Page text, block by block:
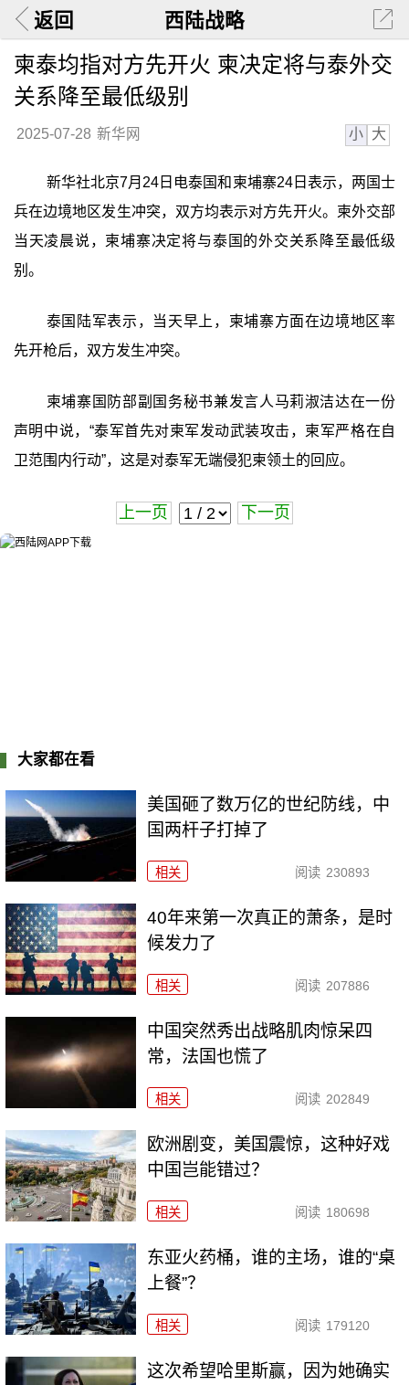
返回 西陆战略
柬泰均指对方先开火 柬决定将与泰外交
关系降至最低级别
2025-07-28 新华网 小 大
新华社北京7月24日电泰国和柬埔寨24日表示，两国士
兵在边境地区发生冲突，双方均表示对方先开火。柬外交部
当天凌晨说，柬埔寨决定将与泰国的外交关系降至最低级
别。
泰国陆军表示，当天早上，柬埔寨方面在边境地区率
先开枪后，双方发生冲突。
柬埔寨国防部副国务秘书兼发言人马莉淑洁达在一份
声明中说，“泰军首先对柬军发动武装攻击，柬军严格在自
卫范围内行动”，这是对泰军无端侵犯柬领土的回应。
上一页 下一页
大家都在看
美国砸了数万亿的世纪防线，中
国两杆子打掉了
相关 阅读 230893
40年来第一次真正的萧条，是时
候发力了
相关 阅读 207886
中国突然秀出战略肌肉惊呆四
常，法国也慌了
相关 阅读 202849
欧洲剧变，美国震惊，这种好戏
中国岂能错过？
相关 阅读 180698
东亚火药桶，谁的主场，谁的“桌
上餐”？
相关 阅读 179120
这次希望哈里斯赢，因为她确实